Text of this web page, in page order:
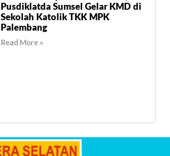
Pusdiklatda Sumsel Gelar KMD di
Sekolah Katolik TKK MPK
Palembang
Read More »